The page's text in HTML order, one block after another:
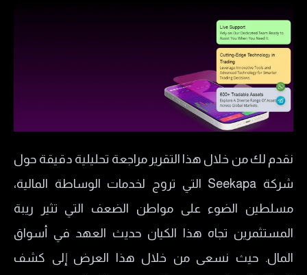
نقدم لك من خلال هذا التقرير مراجعة تحليلية دقيقة حول
شركة Seekapa التي تروج لخدمات الوساطة المالية،
مسلطين الضوء على مواطن الضعف التي تثير ريبة
المستثمرين تجاه هذا الكيان حديث العهد في أسواق
المال. حيث نسعى من خلال هذا العرض إلى كشف